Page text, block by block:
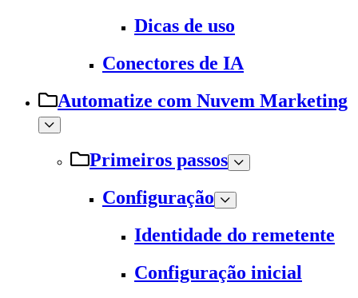
Dicas de uso
Conectores de IA
Automatize com Nuvem Marketing
Primeiros passos
Configuração
Identidade do remetente
Configuração inicial